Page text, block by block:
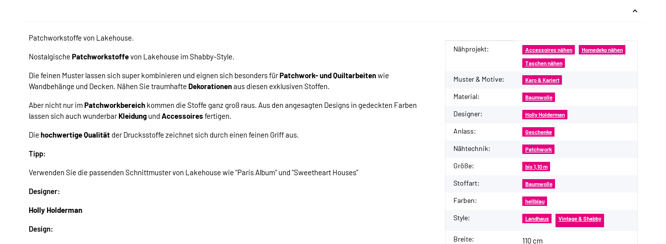
Patchworkstoffe von Lakehouse.
Nostalgische Patchworkstoffevon Lakehouse im Shabby-Style.
Die feinen Muster lassen sich super kombinieren und eignen sich besonders fürPatchwork- und Quiltarbeitenwie
Wandbehänge und Decken. Nähen Sie traumhafte Dekorationenaus diesen exklusiven Stoffen.
Aber nicht nur imPatchworkbereich kommen die Stoffe ganz groß raus. Aus den angesagten Designs in gedeckten Farben
lassen sich auch wunderbarKleidung und Accessoires fertigen.
Die hochwertige Qualität der Drucksstoffe zeichnet sich durch einen feinen Griff aus.
Tipp:
Verwenden Sie die passenden Schnittmuster von Lakehouse wie "Paris Album" und "Sweetheart Houses"
Designer:
Holly Holderman
Design:
Produkteigenschaft
Wert
Nähprojekt: Accessoires nähen Homedeko nähen
Taschen nähen
Muster & Motive: Karo & Kariert
Material: Baumwolle
Designer: Holly Holderman
Anlass: Geschenke
Nähtechnik: Patchwork
Größe: bis 1,10 m
Stoffart: Baumwolle
Farben: hellblau
Style: Landhaus Vintage & Shabby
Breite: 110 cm